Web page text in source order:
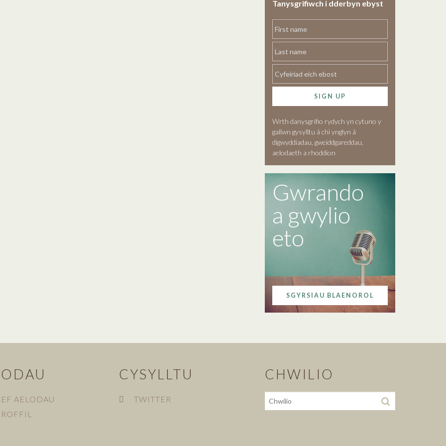
Tanysgrifiwch i dderbyn ebyst
SIGN UP
Wrth danysgrifio rydych yn cytuno y
gallwn gysylltu â chi ynglyn â
digwyddiadau, gweiddgareddau,
aelodaeth a rhoddion
Gwrando
a gwylio
eto
SGYRSIAU BLAENOROL
AELODAU
CYSYLLTU
TWITTER
CHWILIO